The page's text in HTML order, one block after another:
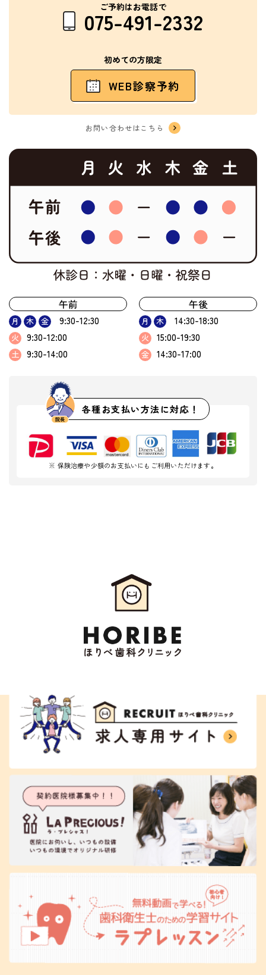
ご予約はお電話で
075-491-2332
初めての方限定
WEB診察予約
お問い合わせはこちら
午前
月 木 金 9:30-12:30
火 9:30-12:00
土 9:30-14:00
午後
月 木 14:30-18:30
火 15:00-19:30
金 14:30-17:00
各種お支払い方法に対応！
※ 保険治療や少額のお支払いにもご利用いただけます。